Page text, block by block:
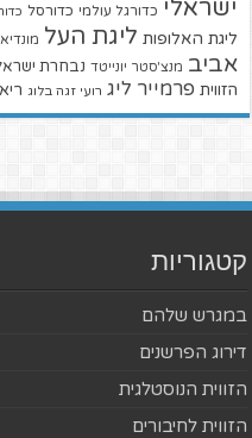
ישראלי כדורגל עולמי כדורסל
ליגת האלופות ליגת העל מונדיאל
אביב מנצ'סטר יונייטד נבחרת
הזווית פרמייר ליג רועי זגה בלוג
קטגוריות
במגרש שלהם
דירוג הפרשנים
הזווית הנוסטלגית
הזווית לחיבורים